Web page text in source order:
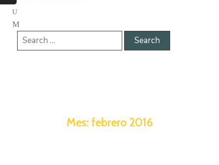
Mes: febrero 2016